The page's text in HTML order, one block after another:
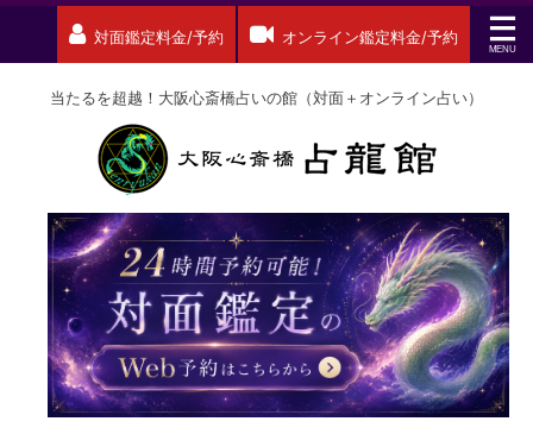
対面鑑定料金/予約 オンライン鑑定料金/予約
当たるを超越！大阪心斎橋占いの館（対面＋オンライン占い）